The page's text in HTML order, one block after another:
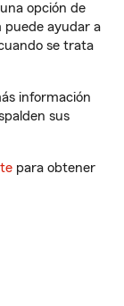
opción de
puede ayudar a
se trata
información
sus
para obtener